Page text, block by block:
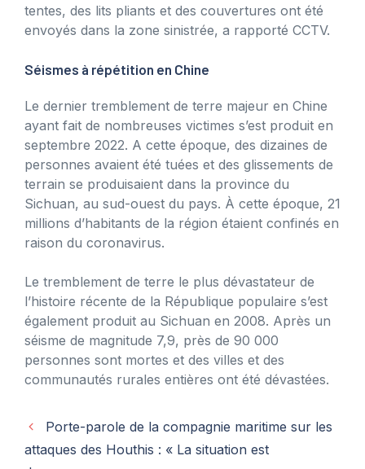
tentes, des lits pliants et des couvertures ont été
envoyés dans la zone sinistrée, a rapporté CCTV.
Séismes à répétition en Chine
Le dernier tremblement de terre majeur en Chine
ayant fait de nombreuses victimes s’est produit en
septembre 2022. A cette époque, des dizaines de
personnes avaient été tuées et des glissements de
terrain se produisaient dans la province du
Sichuan, au sud-ouest du pays. À cette époque, 21
millions d’habitants de la région étaient confinés en
raison du coronavirus.
Le tremblement de terre le plus dévastateur de
l’histoire récente de la République populaire s’est
également produit au Sichuan en 2008. Après un
séisme de magnitude 7,9, près de 90 000
personnes sont mortes et des villes et des
communautés rurales entières ont été dévastées.
Porte-parole de la compagnie maritime sur les
attaques des Houthis : « La situation est